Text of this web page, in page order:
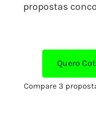
propostas
Quero
Compare 3